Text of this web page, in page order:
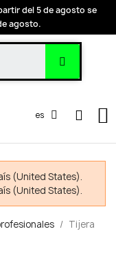
del 5 de agosto se
agosto.
es
(United States).
(United States).
Tijera